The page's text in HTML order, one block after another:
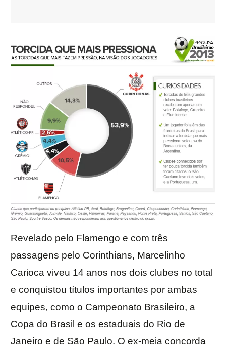
Revelado pelo Flamengo e com três
passagens pelo Corinthians, Marcelinho
Carioca viveu 14 anos nos dois clubes no total
e conquistou títulos importantes por ambas
equipes, como o Campeonato Brasileiro, a
Copa do Brasil e os estaduais do Rio de
Janeiro e de São Paulo. O ex-meia concorda